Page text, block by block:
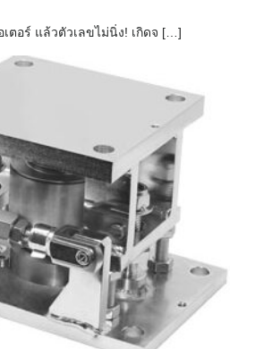
ตอร์ แล้วตัวเลขไม่นิ่ง! เกิดจ […]